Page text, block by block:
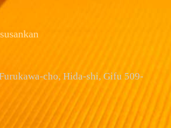
cho, Hida-shi, Gifu 509-